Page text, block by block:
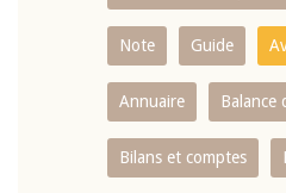
Note Guide
Annuaire Balance
Bilans et comptes